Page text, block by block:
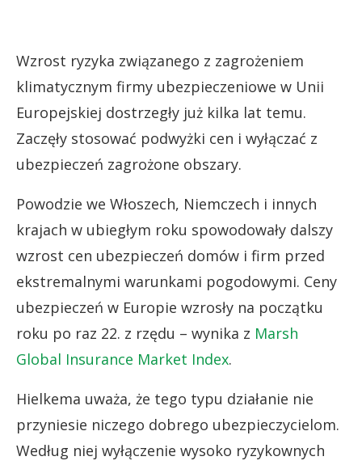
Wzrost ryzyka związanego z zagrożeniem
klimatycznym firmy ubezpieczeniowe w Unii
Europejskiej dostrzegły już kilka lat temu.
Zaczęły stosować podwyżki cen i wyłączać z
ubezpieczeń zagrożone obszary.
Powodzie we Włoszech, Niemczech i innych
krajach w ubiegłym roku spowodowały dalszy
wzrost cen ubezpieczeń domów i firm przed
ekstremalnymi warunkami pogodowymi. Ceny
ubezpieczeń w Europie wzrosły na początku
roku po raz 22. z rzędu – wynika z Marsh
Global Insurance Market Index.
Hielkema uważa, że tego typu działanie nie
przyniesie niczego dobrego ubezpieczycielom.
Według niej wyłączenie wysoko ryzykownych